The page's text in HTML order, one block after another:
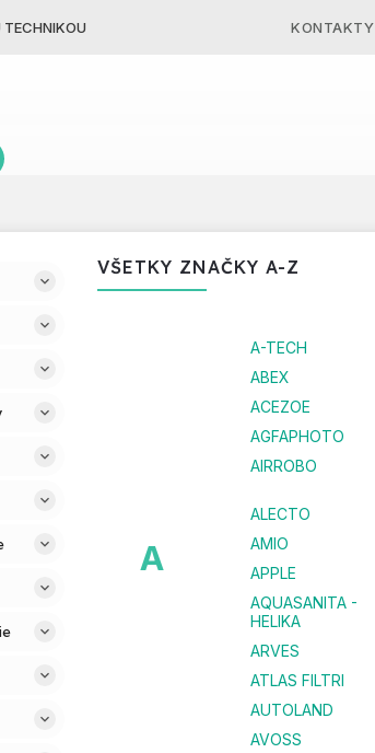
KONTAKTY
VŠETKY ZNAČKY A-Z
A
A-TECH
ABEX
ACEZOE
AGFAPHOTO
AIRROBO
ALECTO
AMIO
APPLE
AQUASANITA -
HELIKA
ARVES
ATLAS FILTRI
AUTOLAND
AVOSS